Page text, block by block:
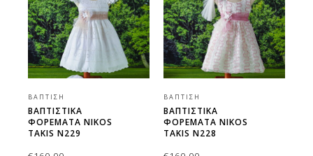
ΒΆΠΤΙΣΗ
ΒΑΠΤΙΣΤΙΚΑ
ΦΟΡΕΜΑΤΑ NIKOS
TAKIS N229
ΒΆΠΤΙΣΗ
ΒΑΠΤΙΣΤΙΚΑ
ΦΟΡΕΜΑΤΑ NIKOS
TAKIS N228